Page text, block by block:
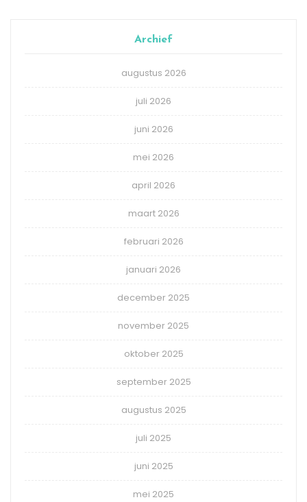
Archief
augustus 2026
juli 2026
juni 2026
mei 2026
april 2026
maart 2026
februari 2026
januari 2026
december 2025
november 2025
oktober 2025
september 2025
augustus 2025
juli 2025
juni 2025
mei 2025